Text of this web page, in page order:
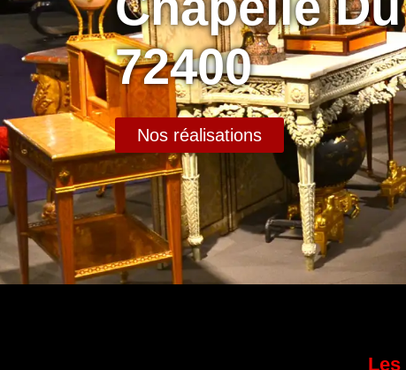
72400
Nos réalisations
Les